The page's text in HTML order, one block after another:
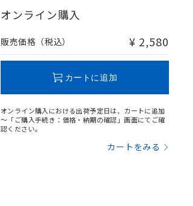
オンライン購入
販売価格（税込） ¥ 2,580
カートに追加
オンライン購入における出荷予定日は、カートに追加
～「ご購入手続き：価格・納期の確認」画面にてご確
認ください。
カートをみる